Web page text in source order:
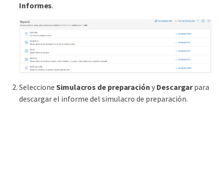
Informes.
Seleccione Simulacros de preparación y Descargarpara
descargar el informe del simulacro de preparación.